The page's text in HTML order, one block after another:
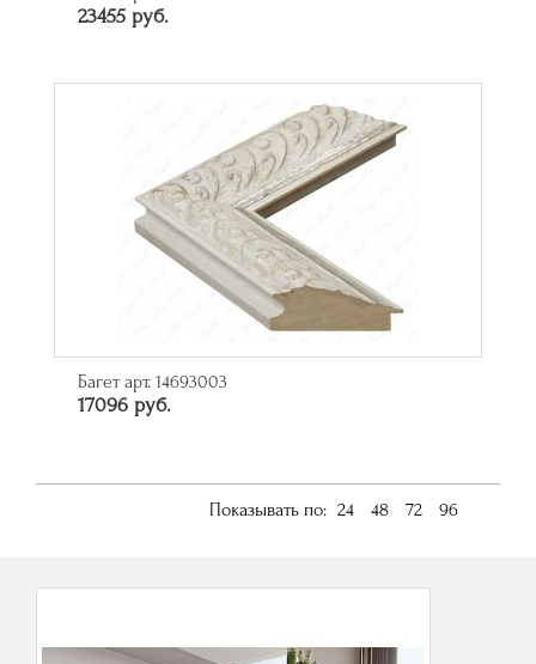
23455 руб.
Багет арт. 14693003
17096 руб.
Показывать по: 24 48 72 96